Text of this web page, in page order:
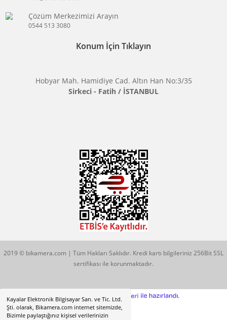
E-posta gönderin
Çözüm Merkezimizi Arayın
0544 513 3080
Hobyar Mah. Hamidiye Cad. Altın Han No:3/35
Sirkeci - Fatih / İSTANBUL